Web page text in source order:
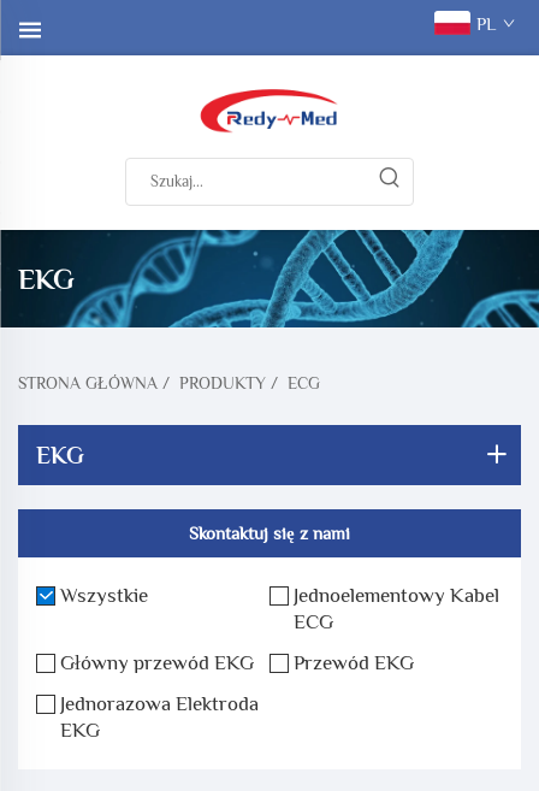
PL
EKG
STRONA GŁÓWNA / PRODUKTY / ECG
EKG
Skontaktuj się z nami
Wszystkie
Jednoelementowy Kabel
ECG
Główny przewód EKG
Przewód EKG
Jednorazowa Elektroda
EKG